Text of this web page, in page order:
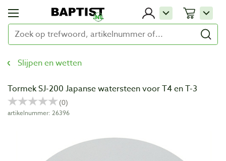
Slijpen en wetten
Tormek SJ-200 Japanse watersteen voor T4 en T-3
artikelnummer: 26396